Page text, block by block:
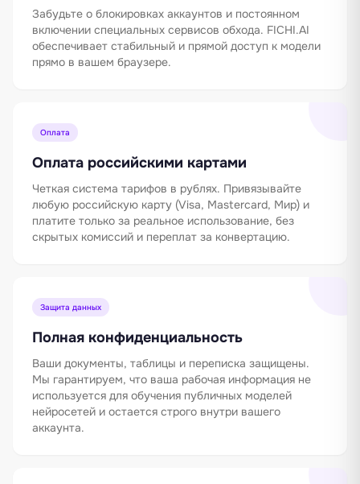
Забудьте о блокировках аккаунтов и постоянном
включении специальных сервисов обхода. FICHI.AI
обеспечивает стабильный и прямой доступ к модели
прямо в вашем браузере.
Оплата
Оплата российскими картами
Четкая система тарифов в рублях. Привязывайте
любую российскую карту (Visa, Mastercard, Мир) и
платите только за реальное использование, без
скрытых комиссий и переплат за конвертацию.
Защита данных
Полная конфиденциальность
Ваши документы, таблицы и переписка защищены.
Мы гарантируем, что ваша рабочая информация не
используется для обучения публичных моделей
нейросетей и остается строго внутри вашего
аккаунта.